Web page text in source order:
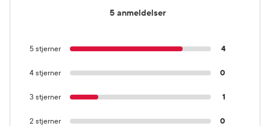
5 anmeldelser
5 stjerner 4
4 stjerner 0
3 stjerner 1
2 stjerner 0